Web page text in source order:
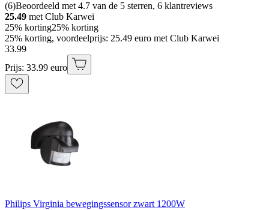
(6)Beoordeeld met 4.7 van de 5 sterren, 6 klantreviews
25.49 met Club Karwei
25% korting25% korting
25% korting, voordeelprijs: 25.49 euro met Club Karwei
33.99
Prijs: 33.99 euro
Philips Virginia bewegingssensor zwart 1200W